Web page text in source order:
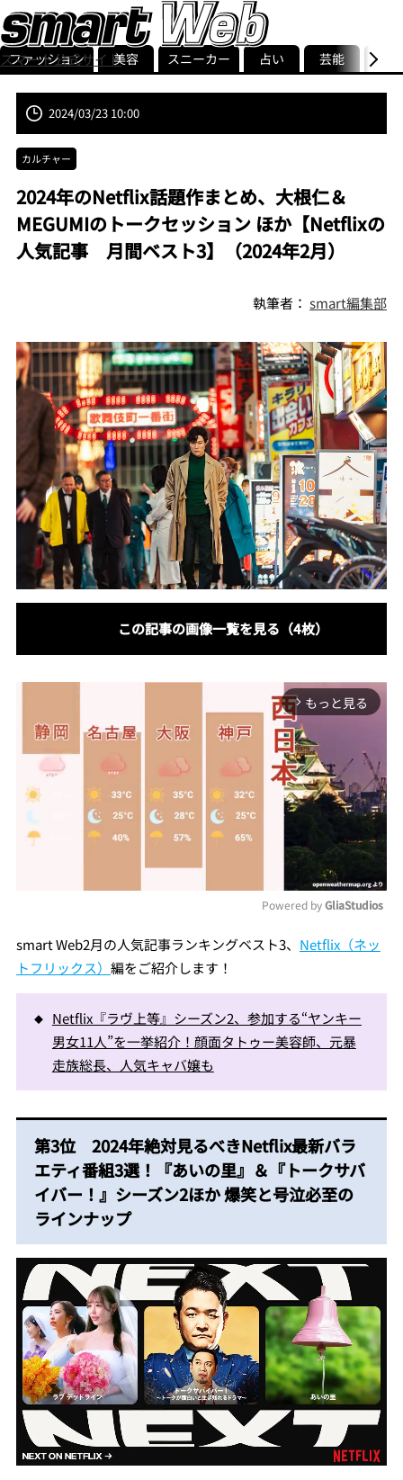
スマート公式サイト
smart最新号
記事一覧ランキング
ストリ
ファッション 美容 スニーカー 占い 芸能 グル
2024/03/23 10:00
カルチャー
2024年のNetflix話題作まとめ、大根仁＆
MEGUMIのトークセッション ほか【Netflixの
人気記事 月間ベスト3】（2024年2月）
執筆者：smart編集部
この記事の画像一覧を見る（4枚）
arrow_forward_ios もっと見る
Mute
Powered by GliaStudios
smart Web2月の人気記事ランキングベスト3、 Netflix（ネッ
トフリックス） 編をご紹介します！
Netflix『ラヴ上等』シーズン2、参加する“ヤンキー
男女11人”を一挙紹介！顔面タトゥー美容師、元暴
走族総長、人気キャバ嬢も
第3位 2024年絶対見るべきNetflix最新バラ
エティ番組3選！『あいの里』＆『トークサバ
イバー！』シーズン2ほか 爆笑と号泣必至の
ラインナップ